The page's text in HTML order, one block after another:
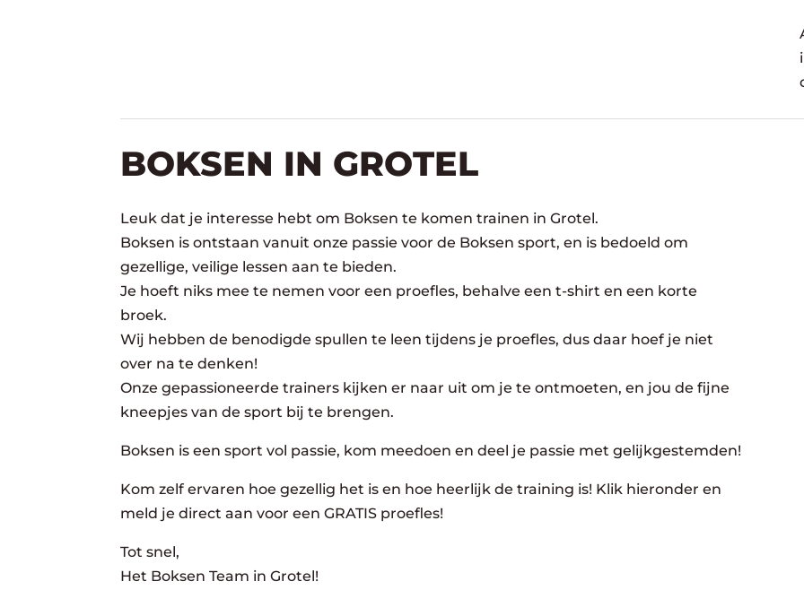
BOKSEN IN GROTEL
Leuk dat je interesse hebt om Boksen te komen trainen in Grotel.
Boksen is ontstaan vanuit onze passie voor de Boksen sport, en is bedoeld om
gezellige, veilige lessen aan te bieden.
Je hoeft niks mee te nemen voor een proefles, behalve een t-shirt en een korte
broek.
Wij hebben de benodigde spullen te leen tijdens je proefles, dus daar hoef je niet
over na te denken!
Onze gepassioneerde trainers kijken er naar uit om je te ontmoeten, en jou de fijne
kneepjes van de sport bij te brengen.
Boksen is een sport vol passie, kom meedoen en deel je passie met gelijkgestemden!
Kom zelf ervaren hoe gezellig het is en hoe heerlijk de training is! Klik hieronder en
meld je direct aan voor een GRATIS proefles!
Tot snel,
Het Boksen Team in Grotel!